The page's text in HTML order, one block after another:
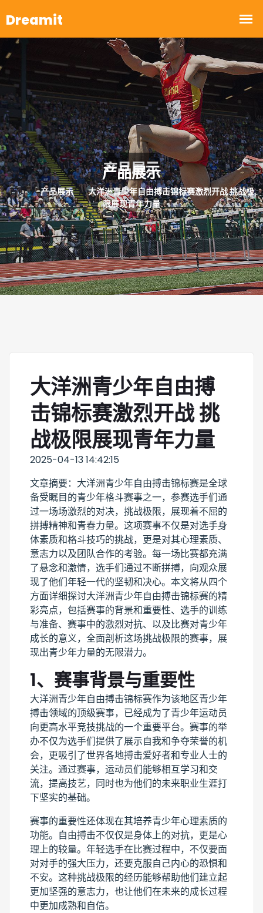
产品展示
首页 产品展示
大洋洲青少年自由搏击锦标赛激烈开战 挑战极
限展现青年力量
大洋洲青少年自由搏
击锦标赛激烈开战 挑
战极限展现青年力量
2025-04-13 14:42:15
文章摘要：大洋洲青少年自由搏击锦标赛是全球
备受瞩目的青少年格斗赛事之一，参赛选手们通
过一场场激烈的对决，挑战极限，展现着不屈的
拼搏精神和青春力量。这项赛事不仅是对选手身
体素质和格斗技巧的挑战，更是对其心理素质、
意志力以及团队合作的考验。每一场比赛都充满
了悬念和激情，选手们通过不断拼搏，向观众展
现了他们年轻一代的坚韧和决心。本文将从四个
方面详细探讨大洋洲青少年自由搏击锦标赛的精
彩亮点，包括赛事的背景和重要性、选手的训练
与准备、赛事中的激烈对抗、以及比赛对青少年
成长的意义，全面剖析这场挑战极限的赛事，展
现出青少年力量的无限潜力。
1、赛事背景与重要性
大洋洲青少年自由搏击锦标赛作为该地区青少年
搏击领域的顶级赛事，已经成为了青少年运动员
向更高水平竞技挑战的一个重要平台。赛事的举
办不仅为选手们提供了展示自我和争夺荣誉的机
会，更吸引了世界各地搏击爱好者和专业人士的
关注。通过赛事，运动员们能够相互学习和交
流，提高技艺，同时也为他们的未来职业生涯打
下坚实的基础。
赛事的重要性还体现在其培养青少年心理素质的
功能。自由搏击不仅仅是身体上的对抗，更是心
理上的较量。年轻选手在比赛过程中，不仅要面
对对手的强大压力，还要克服自己内心的恐惧和
不安。这种挑战极限的经历能够帮助他们建立起
更加坚强的意志力，也让他们在未来的成长过程
中更加成熟和自信。